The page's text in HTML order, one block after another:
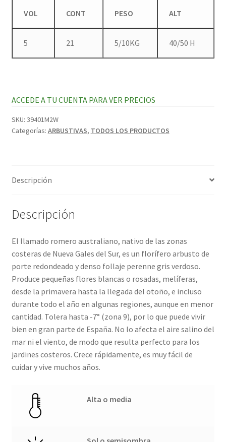
VOL CONT PESO ALT
5 21 5/10KG 40/50 H
ACCEDE A TU CUENTA PARA VER PRECIOS
SKU: 39401M2W
Categorías: ARBUSTIVAS, TODOS LOS PRODUCTOS
Descripción
Descripción
El llamado romero australiano, nativo de las zonas
costeras de Nueva Gales del Sur, es un florífero arbusto de
porte redondeado y denso follaje perenne gris verdoso.
Produce pequeñas flores blancas o rosadas, melíferas,
desde la primavera hasta la llegada del otoño, e incluso
durante todo el año en algunas regiones, aunque en menor
cantidad. Tolera hasta -7° (zona 9), por lo que puede vivir
bien en gran parte de España. No lo afecta el aire salino del
mar ni el viento, de modo que resulta perfecto para los
jardines costeros. Crece rápidamente, es muy fácil de
cuidar y vive muchos años.
Alta o media